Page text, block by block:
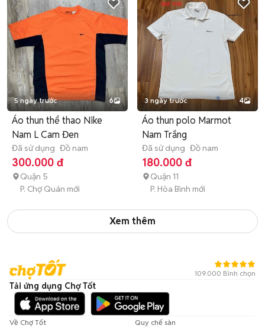
5 ngày trước 6
Áo thun thể thao Nike
Nam L Cam Đen
Đã sử dụng Đồ nam
300.000 đ
Quận 5
P. Chợ Quán mới
3 ngày trước 4
Áo thun polo Marmot
Nam Trắng
Đã sử dụng Đồ nam
180.000 đ
Quận 11
P. Hòa Bình mới
Xem thêm
109.000 Bình chọn
Tải ứng dụng Chợ Tốt
Về Chợ Tốt
Quy chế sàn